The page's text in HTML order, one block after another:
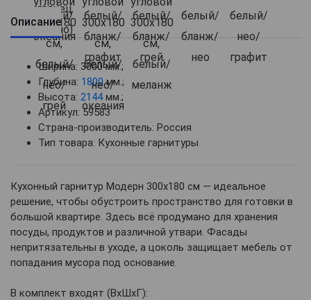
Описание
Ширина: 3000 мм.;
Глубина: 1800мм.;
Высота: 2144мм.;
Артикул: 59583
Страна-производитель: Россия
Тип товара: Кухонные гарнитуры
Кухонный гарнитур Модерн 300х180 см — идеальное
решение, чтобы обустроить пространство для готовки в
большой квартире. Здесь всё продумано для хранения
посуды, продуктов и различной утвари. Фасады
непритязательны в уходе, а цоколь защищает мебель от
попадания мусора под основание.
В комплект входят (ВхШхГ):